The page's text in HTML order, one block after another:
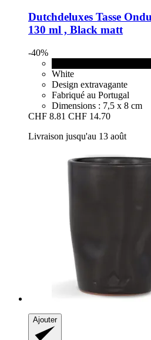
Dutchdeluxes Tasse
130 ml , Black matt
-40%
White
Design extravagante
Fabriqué au Portugal
Dimensions : 7,5 x 8 cm
CHF 8.81 CHF 14.70
Livraison jusqu'au 13 août
Ajouter